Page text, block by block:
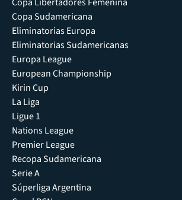
Copa Sudamericana
Eliminatorias Europa
Eliminatorias Sudamericanas
Europa League
European Championship
Kirin Cup
La Liga
Ligue 1
Nations League
Premier League
Recopa Sudamericana
Serie A
Súperliga Argentina